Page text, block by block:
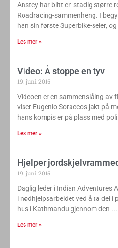
Anstey har blitt en stadig større
Roadracing-sammenheng. I
han sin første Superbike-seier,
Les mer »
Video: Å stoppe en tyv
19. juni 2015
Videoen er en sammenslåing av
viser Eugenio Soraccos jakt på
hans kompis er på plass med
Les mer »
Hjelper
19. juni 2015
Daglig leder i Indian Adventures
i nødhjelpsarbeidet ved å ta del i
hus i Kathmandu gjennom den
Les mer »